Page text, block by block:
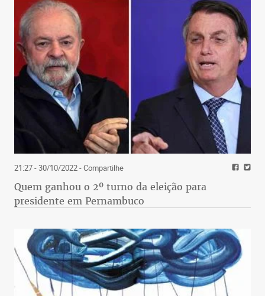
21:27 - 30/10/2022- Compartilhe
Quem ganhou o 2º turno da eleição para
presidente em Pernambuco